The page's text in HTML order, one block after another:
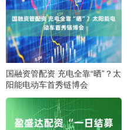
国融资管配资 充电全靠“晒”？太
阳能电动车首秀链博会